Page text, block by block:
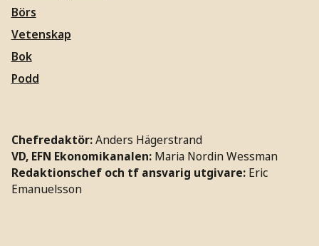
Börs
Vetenskap
Bok
Podd
Chefredaktör:Anders Hägerstrand
VD, EFN Ekonomikanalen: Maria Nordin Wessman
Redaktionschef och tf ansvarig utgivare: Eric
Emanuelsson